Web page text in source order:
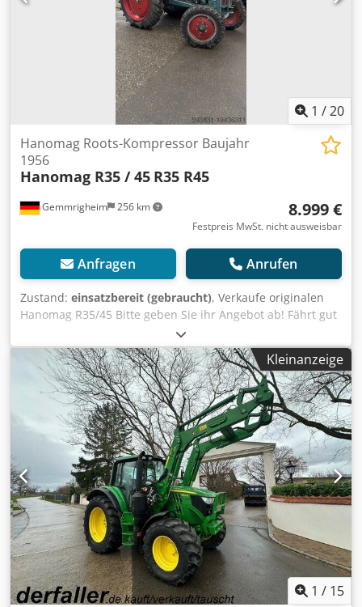
1 /20
Gemmrigheim 256 km
Hanomag Roots-Kompressor Baujahr
1956
Hanomag R35 / 45 R35 R45
8.999 €
Festpreis MwSt. nicht ausweisbar
Anfragen Anrufen
Zustand: einsatzbereit (gebraucht), Verkaufe originalen
Hanomag R35/45 Bitte geben Sie ihr Angebot ab! Fährt gut
hat keinerlei Ölverlust TÜV abgelaufen ist aber gegen
Aufpreis möglich. Verhandlungssache. Fahrzeug stand
immer in Halle. Nun frei zum Verkauf A, Baujahr 1956, mit
seltener Ausstattung und funktionierendem Roots-
Kompressor zur Leistungssteigerung auf ca. 45 PS. Dieses
Fahrzeug ist ein technisches Unikat und befindet sich in
sehr gutem, funktionsfähigem Zustand. Ausstattung &
Details: • Typ: R35/45 A (Ackerschlepper-Ausführung) •
Motor: 4-Zylinder-Dieselmotor, mit Roots-Kompressor
(mechanisch angetrieben). Viele Originale Aufkleber und
Typenschilder am Fahrzeug. Leistung: ca. 45 PS • Getriebe:
5 Vorwärtsgänge + 1 Rückwärtsgang, zusätzlich
Untersetzung (10 Gänge gesamt) • Baujahr: 1956 • Selten:
Frontseitiger Nebenabtrieb / Zusatz-Zapfwelle über
separaten Hebel • Läuft, lenkt und bremst einwandfrei,
springt gut an Zustand: • Sehr guter technischer
Gesamtzustand • Originaloptik mit schöner Patina •
Kleinanzeige
1 / 15